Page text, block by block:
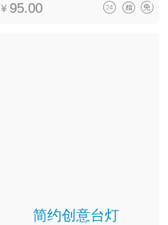
95.00
简约创意台灯